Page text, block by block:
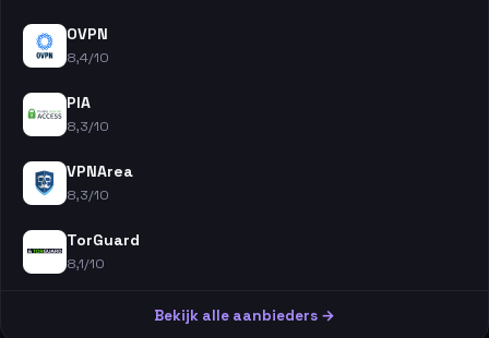
OVPN
8,4/10
PIA
8,3/10
VPNArea
8,3/10
TorGuard
8,1/10
Bekijk alle aanbieders →